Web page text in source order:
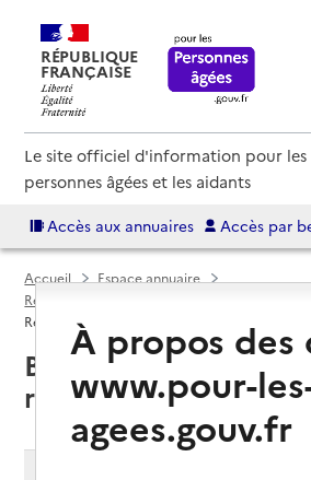
RÉPUBLIQUE
FRANÇAISE
Le site officiel d'information pour les
personnes âgées et les aidants
Accès aux annuaires Accès par
Accueil
Espace annuaire
Résidences autonomie par département
Résidence autonomie
Besançon (25000) :
résidences
À propos des
www.pour-
agees.gouv.fr